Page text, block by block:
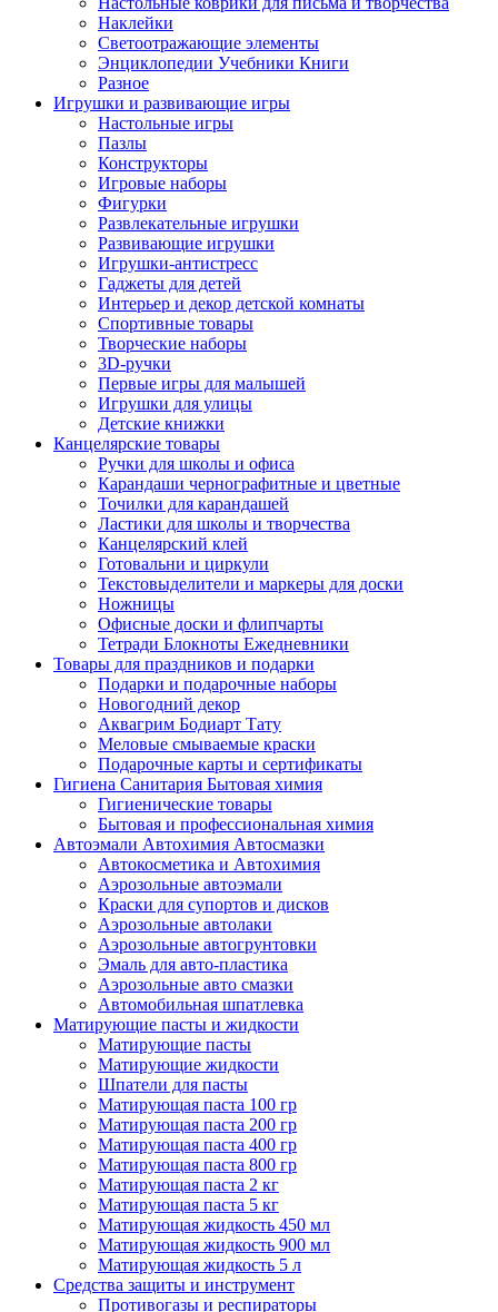
Наклейки
Светоотражающие элементы
Энциклопедии Учебники Книги
Разное
Игрушки и развивающие игры
Настольные игры
Пазлы
Конструкторы
Игровые наборы
Фигурки
Развлекательные игрушки
Развивающие игрушки
Игрушки-антистресс
Гаджеты для детей
Интерьер и декор детской комнаты
Спортивные товары
Творческие наборы
3D-ручки
Первые игры для малышей
Игрушки для улицы
Детские книжки
Канцелярские товары
Ручки для школы и офиса
Карандаши чернографитные и цветные
Точилки для карандашей
Ластики для школы и творчества
Канцелярский клей
Готовальни и циркули
Текстовыделители и маркеры для доски
Ножницы
Офисные доски и флипчарты
Тетради Блокноты Ежедневники
Товары для праздников и подарки
Подарки и подарочные наборы
Новогодний декор
Аквагрим Бодиарт Тату
Меловые смываемые краски
Подарочные карты и сертификаты
Гигиена Санитария Бытовая химия
Гигиенические товары
Бытовая и профессиональная химия
Автоэмали Автохимия Автосмазки
Автокосметика и Автохимия
Аэрозольные автоэмали
Краски для супортов и дисков
Аэрозольные автолаки
Аэрозольные автогрунтовки
Эмаль для авто-пластика
Аэрозольные авто смазки
Автомобильная шпатлевка
Матирующие пасты и жидкости
Матирующие пасты
Матирующие жидкости
Шпатели для пасты
Матирующая паста 100 гр
Матирующая паста 200 гр
Матирующая паста 400 гр
Матирующая паста 800 гр
Матирующая паста 2 кг
Матирующая паста 5 кг
Матирующая жидкость 450 мл
Матирующая жидкость 900 мл
Матирующая жидкость 5 л
Средства защиты и инструмент
Противогазы и респираторы